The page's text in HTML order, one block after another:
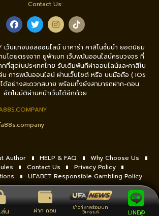
Contact Us:
เว็บแทงบอลออนไลน์ บาคาร่า คาสิโนชั้นนำ ยอดนิยม
นโดยตรงจาก ยูฟ่าเบท เว็บพนันออนไลน์ครบวงจร ที่
ที่สุดในประเทศไทย รับเดิมพันกีฬาออนไลน์และคาสิโน
น การพนันออนไลน์ ผ่านเว็บไซต์ หรือ บนมือถือ ( IOS
ด้อย่างสะดวกสบาย พร้อมทั้งยังสามารถฝาก-ถอน
อัตโนมัติผ่านหน้าเว็บได้อีกด้วย
Author HELP & FAQ
Why Choose Us
Contact Us
Privacy Policy
UFABET Responsible Gambling Policy
ล่น ฝาก ถอน ข่าวกีฬาพร้อมบท
วิเคราะห์ LINE@